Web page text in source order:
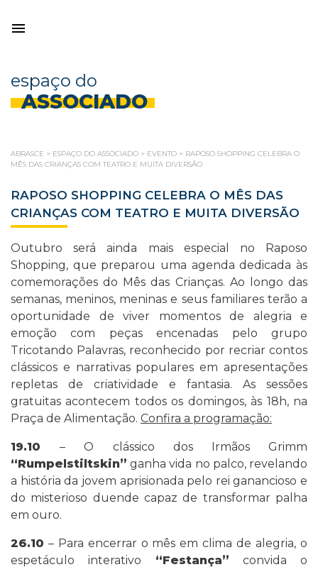
espaço do
ASSOCIADO
ABRASCE > ESPAÇO DO ASSOCIADO > EVENTO > RAPOSO SHOPPING CELEBRA O
MÊS DAS CRIANÇAS COM TEATRO E MUITA DIVERSÃO
RAPOSO SHOPPING CELEBRA O MÊS DAS
CRIANÇAS COM TEATRO E MUITA DIVERSÃO
Outubro será ainda mais especial no Raposo
Shopping, que preparou uma agenda dedicada às
comemorações do Mês das Crianças. Ao longo das
semanas, meninos, meninas e seus familiares terão a
oportunidade de viver momentos de alegria e
emoção com peças encenadas pelo grupo
Tricotando Palavras, reconhecido por recriar contos
clássicos e narrativas populares em apresentações
repletas de criatividade e fantasia. As sessões
gratuitas acontecem todos os domingos, às 18h, na
Praça de Alimentação. Confira a programação:
19.10– O clássico dos Irmãos Grimm
“Rumpelstiltskin” ganha vida no palco, revelando
a história da jovem aprisionada pelo rei ganancioso e
do misterioso duende capaz de transformar palha
em ouro.
26.10 – Para encerrar o mês em clima de alegria, o
espetáculo interativo “Festança” convida o